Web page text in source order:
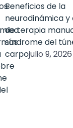
Beneficios de la
neurodinámica
de terapia
síndrome del
carpojulio 9, 2026